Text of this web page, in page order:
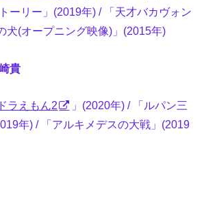
ーリー」(2019年) / 「天才バカヴォン
犬(オープニング映像)」(2015年)
貴
ラえもん2
」(2020年) / 「ルパン三
年) / 「アルキメデスの大戦」(2019